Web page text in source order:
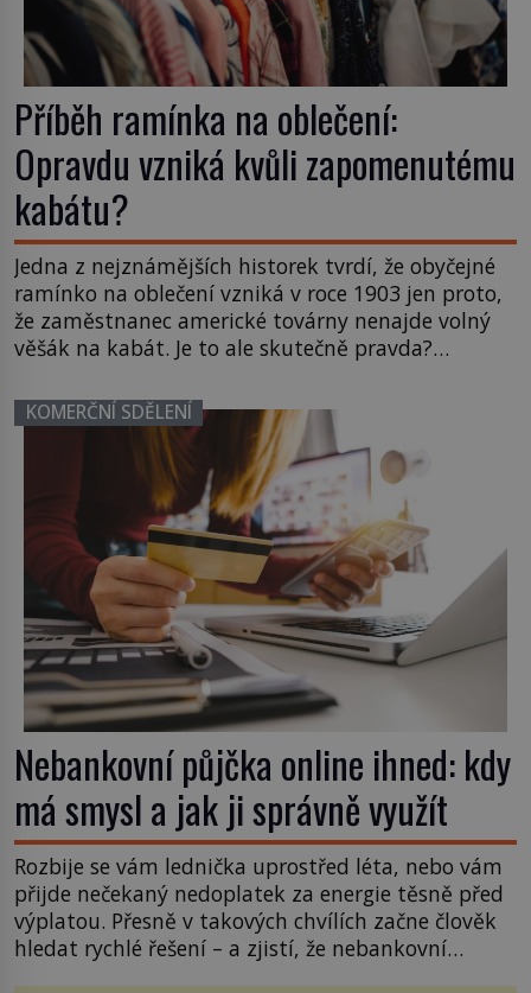
Příběh ramínka na oblečení:
Opravdu vzniká kvůli zapomenutému
kabátu?
Jedna z nejznámějších historek tvrdí, že obyčejné
ramínko na oblečení vzniká v roce 1903 jen proto,
že zaměstnanec americké továrny nenajde volný
věšák na kabát. Je to ale skutečně pravda?
Moderní drátěné ramínko skutečně vzniká na
začátku 20. století, jeho kořeny však sahají
mnohem hlouběji a podílí se […]
KOMERČNÍ SDĚLENÍ
Nebankovní půjčka online ihned: kdy
má smysl a jak ji správně využít
Rozbije se vám lednička uprostřed léta, nebo vám
přijde nečekaný nedoplatek za energie těsně před
výplatou. Přesně v takových chvílích začne člověk
hledat rychlé řešení – a zjistí, že nebankovní